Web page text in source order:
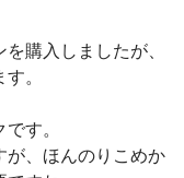
購入しましたが、
。
す。
が、ほんのりこめか